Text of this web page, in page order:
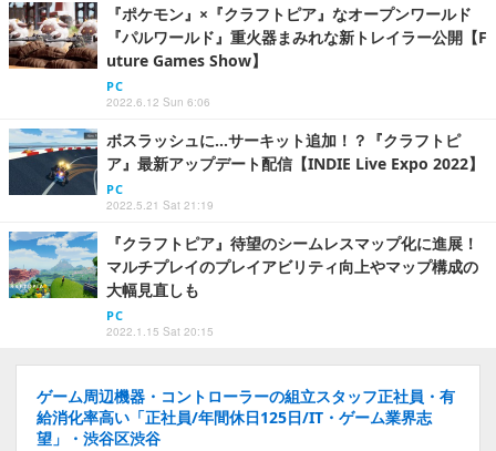
『ポケモン』×『クラフトピア』なオープンワールド
『パルワールド』重火器まみれな新トレイラー公開【F
uture Games Show】
PC
2022.6.12 Sun 6:06
ボスラッシュに…サーキット追加！？『クラフトピ
ア』最新アップデート配信【INDIE Live Expo 2022】
PC
2022.5.21 Sat 21:19
『クラフトピア』待望のシームレスマップ化に進展！
マルチプレイのプレイアビリティ向上やマップ構成の
大幅見直しも
PC
2022.1.15 Sat 20:15
ゲーム周辺機器・コントローラーの組立スタッフ正社員・有
給消化率高い「正社員/年間休日125日/IT・ゲーム業界志
望」・渋谷区渋谷